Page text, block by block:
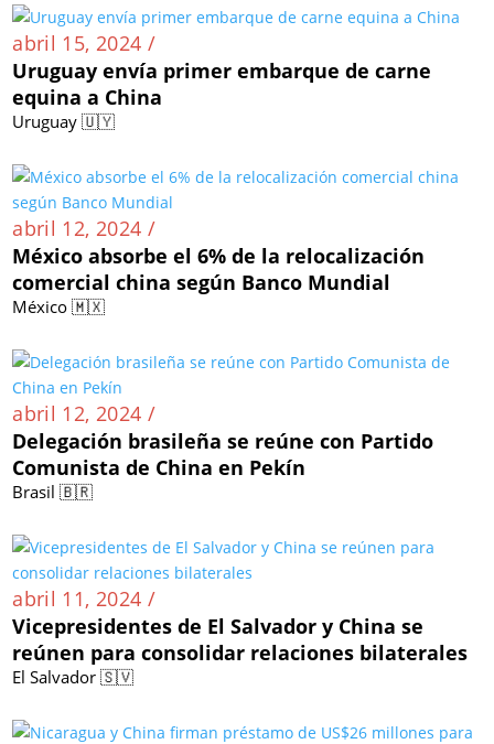
abril 15, 2024 /
Uruguay envía primer embarque de carne
equina a China
Uruguay 🇺🇾
abril 12, 2024 /
México absorbe el 6% de la relocalización
comercial china según Banco Mundial
México 🇲🇽
abril 12, 2024 /
Delegación brasileña se reúne con Partido
Comunista de China en Pekín
Brasil 🇧🇷
abril 11, 2024 /
Vicepresidentes de El Salvador y China se
reúnen para consolidar relaciones bilaterales
El Salvador 🇸🇻